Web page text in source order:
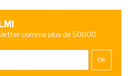
comme plus de 50000
OK